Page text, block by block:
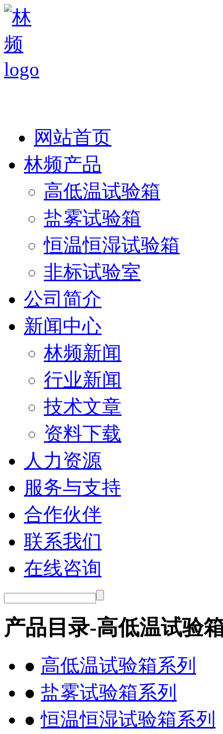
网站首页
林频产品
高低温试验箱
盐雾试验箱
恒温恒湿试验箱
非标试验室
公司简介
新闻中心
林频新闻
行业新闻
技术文章
资料下载
人力资源
服务与支持
合作伙伴
联系我们
在线咨询
产品目录-高低温试验
● 高低温试验箱系列
● 盐雾试验箱系列
●恒温恒湿试验箱系列